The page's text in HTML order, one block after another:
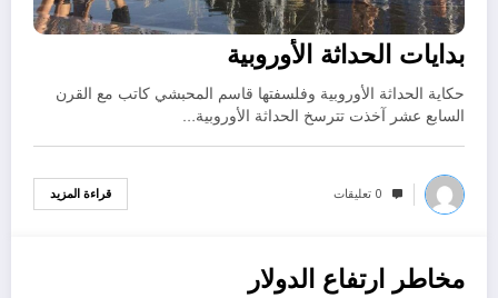
بدايات الحداثة الأوروبية
حكاية الحداثة الأوروبية وفلسفتها قاسم المحبشي كاتب مع القرن
السابع عشر آخذت تترسخ الحداثة الأوروبية…
0 تعليقات قراءة المزيد
نوفمبر 5, 2022
مخاطر ارتفاع الدولار